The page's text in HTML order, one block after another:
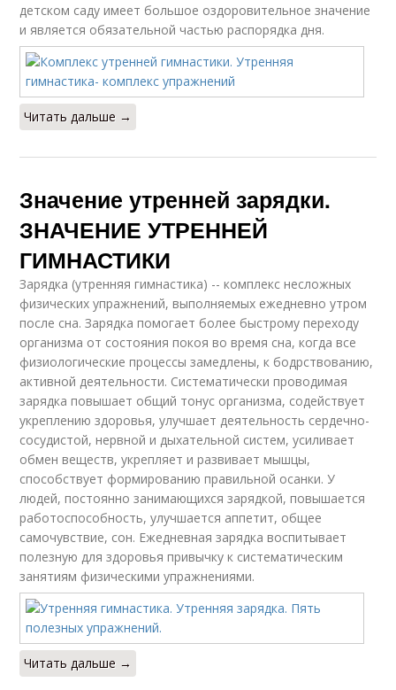
детском саду имеет большое оздоровительное значение
и является обязательной частью распорядка дня.
Читать дальше →
Значение утренней зарядки.
ЗНАЧЕНИЕ УТРЕННЕЙ
ГИМНАСТИКИ
Зарядка (утренняя гимнастика) -- комплекс несложных
физических упражнений, выполняемых ежедневно утром
после сна. Зарядка помогает более быстрому переходу
организма от состояния покоя во время сна, когда все
физиологические процессы замедлены, к бодрствованию,
активной деятельности. Систематически проводимая
зарядка повышает общий тонус организма, содействует
укреплению здоровья, улучшает деятельность сердечно-
сосудистой, нервной и дыхательной систем, усиливает
обмен веществ, укрепляет и развивает мышцы,
способствует формированию правильной осанки. У
людей, постоянно занимающихся зарядкой, повышается
работоспособность, улучшается аппетит, общее
самочувствие, сон. Ежедневная зарядка воспитывает
полезную для здоровья привычку к систематическим
занятиям физическими упражнениями.
Читать дальше →